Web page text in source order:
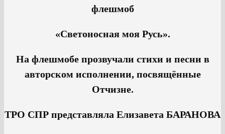
флешмоб
«Светоносная моя Русь».
На флешмобе прозвучали стихи и песни в
авторском исполнении, посвящённые
Отчизне.
ТРО СПР представляла Елизавета БАРАНОВА